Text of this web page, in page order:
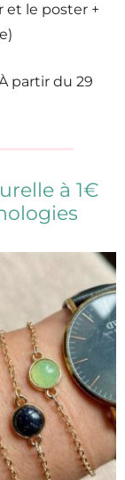
et le poster +
partir du 29
à 1€